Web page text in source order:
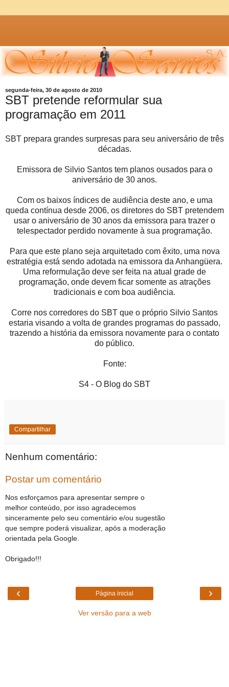
segunda-feira, 30 de agosto de 2010
SBT pretende reformular sua
programação em 2011
SBT prepara grandes surpresas para seu aniversário de três
décadas.
Emissora de Silvio Santos tem planos ousados para o
aniversário de 30 anos.
Com os baixos índices de audiência deste ano, e uma
queda contínua desde 2006, os diretores do SBT pretendem
usar o aniversário de 30 anos da emissora para trazer o
telespectador perdido novamente à sua programação.
Para que este plano seja arquitetado com êxito, uma nova
estratégia está sendo adotada na emissora da Anhangüera.
Uma reformulação deve ser feita na atual grade de
programação, onde devem ficar somente as atrações
tradicionais e com boa audiência.
Corre nos corredores do SBT que o próprio Silvio Santos
estaria visando a volta de grandes programas do passado,
trazendo a história da emissora novamente para o contato
do público.
Fonte:
S4 - O Blog do SBT
Compartilhar
Nenhum comentário:
Postar um comentário
Nos esforçamos para apresentar sempre o
melhor conteúdo, por isso agradecemos
sinceramente pelo seu comentário e/ou sugestão
que sempre poderá visualizar, após a moderação
orientada pela Google.
Obrigado!!!
‹ ›
Página inicial
Ver versão para a web